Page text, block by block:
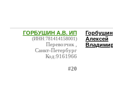
ГОРБУШИН А.В. ИП
(ИНН:781414158001)
Перевозчик ,
Санкт-Петербург
Код:9161966
#20
Горбушин
Алексей